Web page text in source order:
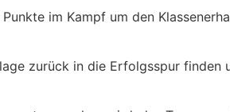
im Kampf um den
zurück in die Erfolgsspur finden